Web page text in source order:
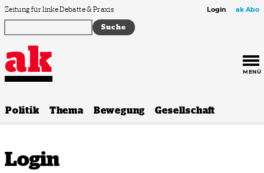
Zum Inhalt springen
Zeitung für linke Debatte & Praxis Login ak Abo
MENÜ
Politik Thema Bewegung Gesellschaft
Login